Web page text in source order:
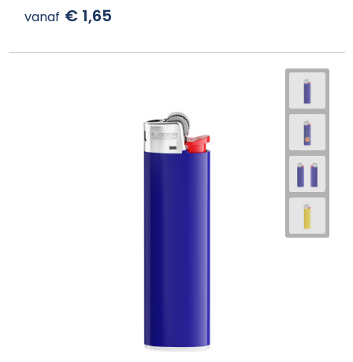
vanaf € 1,65